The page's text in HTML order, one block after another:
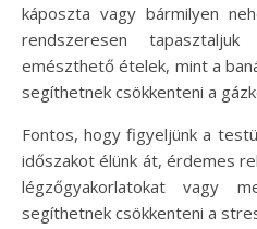
káposzta vagy bármilyen
rendszeresen
emészthető ételek, mint a
segíthetnek csökkenteni a
Fontos, hogy figyeljünk a
időszakot élünk át, érdemes
légzőgyakorlatokat vagy
segíthetnek csökkenteni a